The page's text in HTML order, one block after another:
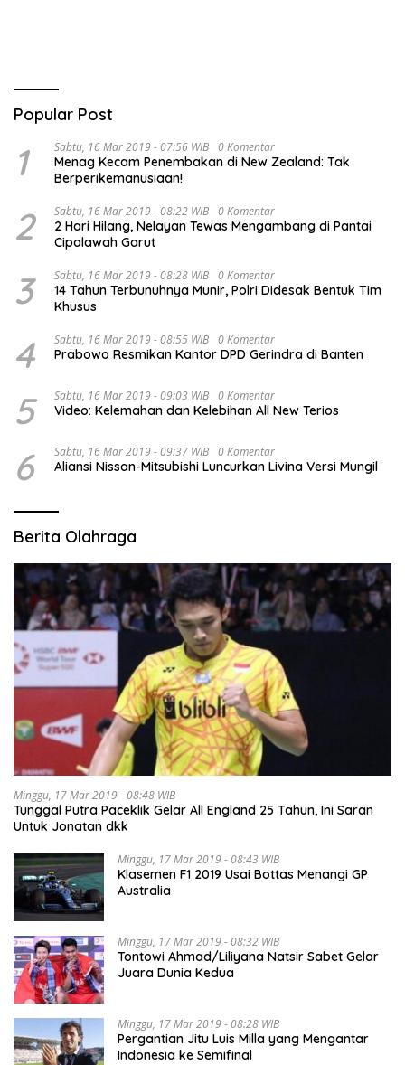
Popular Post
1 Sabtu, 16 Mar 2019 - 07:56 WIB 0 Komentar
Menag Kecam Penembakan di New Zealand: Tak
Berperikemanusiaan!
2 Sabtu, 16 Mar 2019 - 08:22 WIB 0 Komentar
2 Hari Hilang, Nelayan Tewas Mengambang di Pantai
Cipalawah Garut
3 Sabtu, 16 Mar 2019 - 08:28 WIB 0 Komentar
14 Tahun Terbunuhnya Munir, Polri Didesak Bentuk Tim
Khusus
4 Sabtu, 16 Mar 2019 - 08:55 WIB 0 Komentar
Prabowo Resmikan Kantor DPD Gerindra di Banten
5 Sabtu, 16 Mar 2019 - 09:03 WIB 0 Komentar
Video: Kelemahan dan Kelebihan All New Terios
6 Sabtu, 16 Mar 2019 - 09:37 WIB 0 Komentar
Aliansi Nissan-Mitsubishi Luncurkan Livina Versi Mungil
Berita Olahraga
Minggu, 17 Mar 2019 - 08:48 WIB
Tunggal Putra Paceklik Gelar All England 25 Tahun, Ini Saran
Untuk Jonatan dkk
Minggu, 17 Mar 2019 - 08:43 WIB
Klasemen F1 2019 Usai Bottas Menangi GP
Australia
Minggu, 17 Mar 2019 - 08:32 WIB
Tontowi Ahmad/Liliyana Natsir Sabet Gelar
Juara Dunia Kedua
Minggu, 17 Mar 2019 - 08:28 WIB
Pergantian Jitu Luis Milla yang Mengantar
Indonesia ke Semifinal